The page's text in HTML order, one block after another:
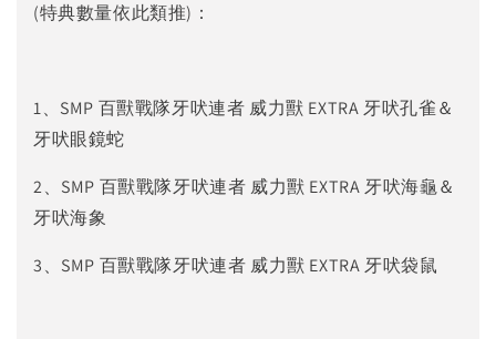
(特典數量依此類推)：
1、SMP 百獸戰隊牙吠連者 威力獸 EXTRA 牙吠孔雀＆
牙吠眼鏡蛇
2、SMP 百獸戰隊牙吠連者 威力獸 EXTRA 牙吠海龜＆
牙吠海象
3、SMP 百獸戰隊牙吠連者 威力獸 EXTRA 牙吠袋鼠